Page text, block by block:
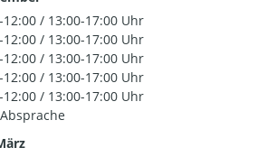
12:00 / 13:00-17:00 Uhr
12:00 / 13:00-17:00 Uhr
12:00 / 13:00-17:00 Uhr
12:00 / 13:00-17:00 Uhr
12:00 / 13:00-17:00 Uhr